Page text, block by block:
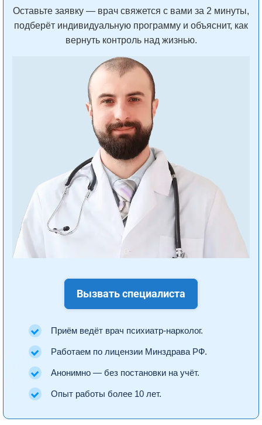
Оставьте заявку — врач свяжется с вами за 2 минуты,
подберёт индивидуальную программу и объяснит, как
вернуть контроль над жизнью.
Вызвать специалиста
Приём ведёт врач психиатр-нарколог.
Работаем по лицензии Минздрава РФ.
Анонимно — без постановки на учёт.
Опыт работы более 10 лет.